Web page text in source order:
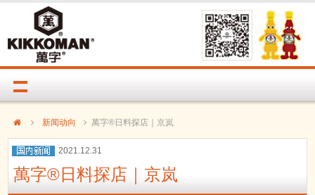
新闻动向 萬字®日料探店｜京岚
2021.12.31
萬字®日料探店｜京岚